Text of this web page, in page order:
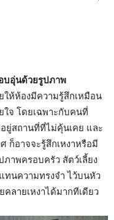
บอุ่นด้วยรูปภาพ
ห้ห้องมีความรู้สึกเหมือน
จ โดยเฉพาะกับคนที่
อยู่สถานที่ที่ไม่คุ้นเคย และ
ก็อาจจะรู้สึกเหงาหรือมี
าพครอบครัว สัตว์เลี้ยง
ทนความทรงจำ ไว้บนหัว
คลายเหงาได้มากทีเดียว